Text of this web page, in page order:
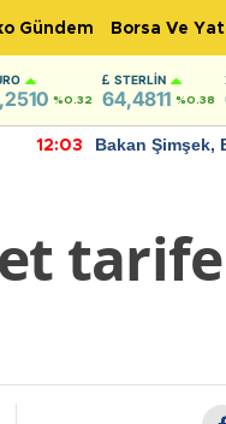
Gündem Borsa Ve
%0.32
STERLIN
64,4811 %0.38
12:03
Bakan Şimşek,